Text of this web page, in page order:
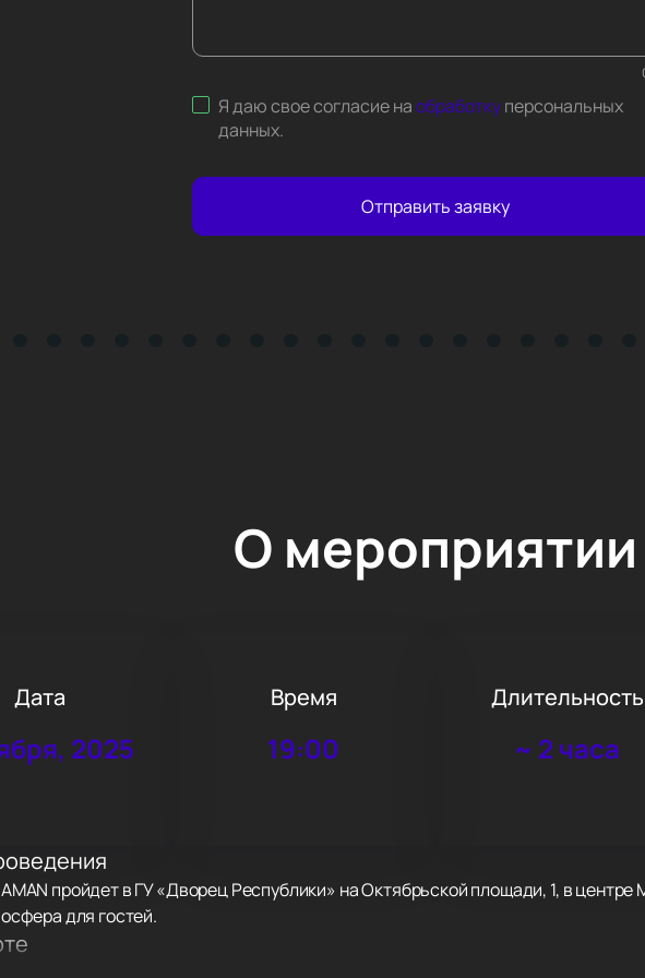
Я даю свое согласие наобработкуперсональных
данных.
Отправить заявку
О мероприятии
Дата
2025
Время
19:00
Длительность
~ 2 часа
пройдет в ГУ «Дворец Республики» на Октябрьской площади, 1, в центре
для гостей.